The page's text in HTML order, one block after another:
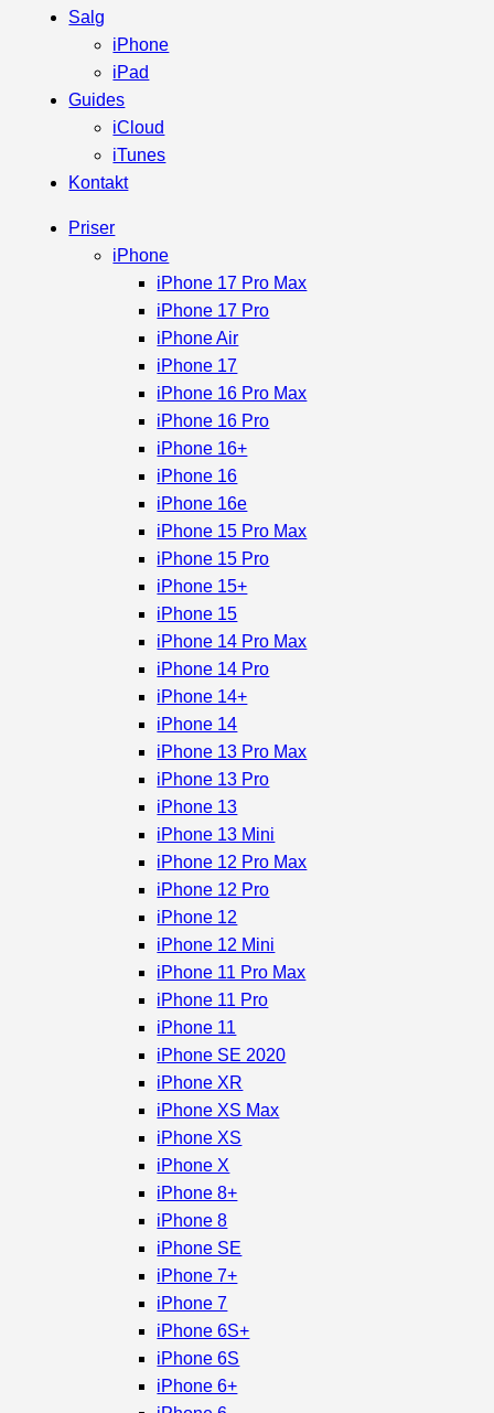
Salg
iPhone
iPad
Guides
iCloud
iTunes
Kontakt
Priser
iPhone
iPhone 17 Pro Max
iPhone 17 Pro
iPhone Air
iPhone 17
iPhone 16 Pro Max
iPhone 16 Pro
iPhone 16+
iPhone 16
iPhone 16e
iPhone 15 Pro Max
iPhone 15 Pro
iPhone 15+
iPhone 15
iPhone 14 Pro Max
iPhone 14 Pro
iPhone 14+
iPhone 14
iPhone 13 Pro Max
iPhone 13 Pro
iPhone 13
iPhone 13 Mini
iPhone 12 Pro Max
iPhone 12 Pro
iPhone 12
iPhone 12 Mini
iPhone 11 Pro Max
iPhone 11 Pro
iPhone 11
iPhone SE 2020
iPhone XR
iPhone XS Max
iPhone XS
iPhone X
iPhone 8+
iPhone 8
iPhone SE
iPhone 7+
iPhone 7
iPhone 6S+
iPhone 6S
iPhone 6+